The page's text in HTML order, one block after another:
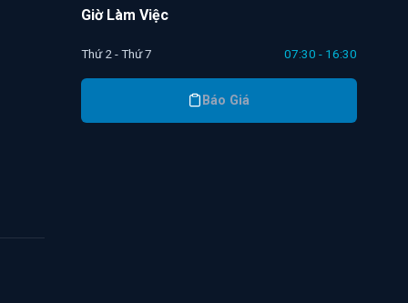
Giờ Làm Việc
Thứ 2 - Thứ 7 07:30 - 16:30
Báo Giá